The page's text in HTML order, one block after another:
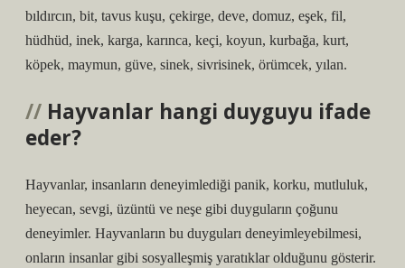
bıldırcın, bit, tavus kuşu, çekirge, deve, domuz, eşek, fil,
hüdhüd, inek, karga, karınca, keçi, koyun, kurbağa, kurt,
köpek, maymun, güve, sinek, sivrisinek, örümcek, yılan.
Hayvanlar hangi duyguyu ifade
eder?
Hayvanlar, insanların deneyimlediği panik, korku, mutluluk,
heyecan, sevgi, üzüntü ve neşe gibi duyguların çoğunu
deneyimler. Hayvanların bu duyguları deneyimleyebilmesi,
onların insanlar gibi sosyalleşmiş yaratıklar olduğunu gösterir.